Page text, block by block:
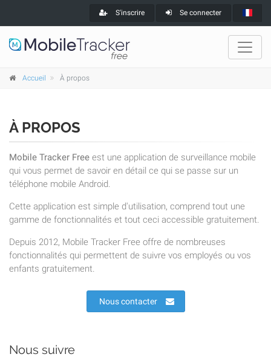
S'inscrire Se connecter
Accueil À propos
À PROPOS
Mobile Tracker Free est une application de surveillance mobile
qui vous permet de savoir en détail ce qui se passe sur un
téléphone mobile Android.
Cette application est simple d'utilisation, comprend tout une
gamme de fonctionnalités et tout ceci accessible gratuitement.
Depuis 2012, Mobile Tracker Free offre de nombreuses
fonctionnalités qui permettent de suivre vos employés ou vos
enfants gratuitement.
Nous contacter
Nous suivre